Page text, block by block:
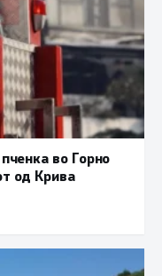
во Горно
од Крива